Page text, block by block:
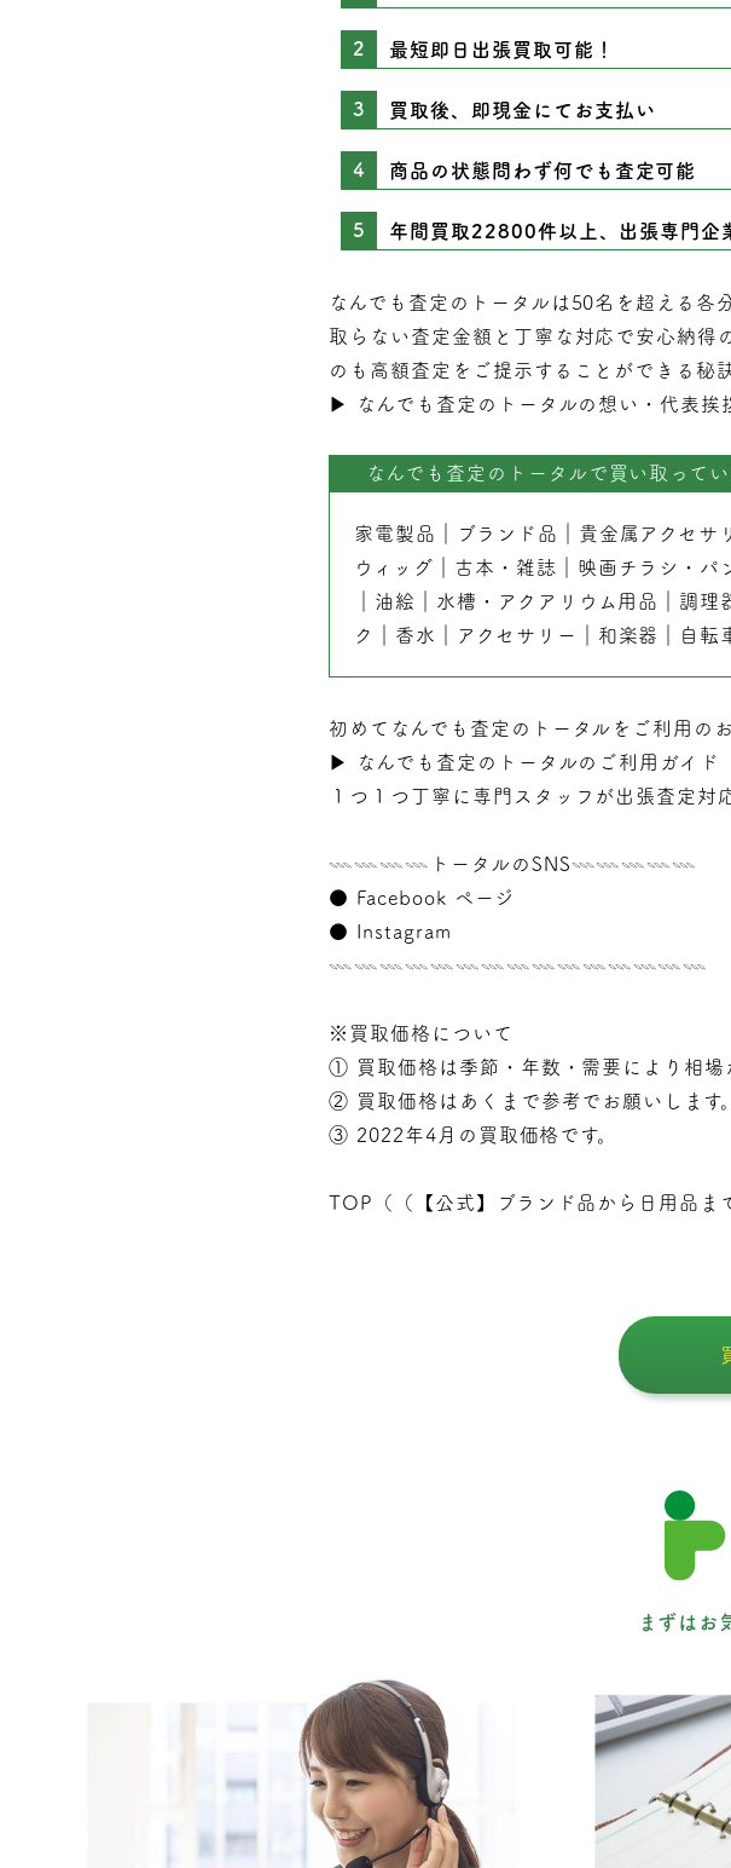
最短即日出張買取可能！
買取後、即現金にてお支払い
商品の状態問わず何でも査定可能
年間買取22800件以上、出張専門企
なんでも査定のトータルは50名を超える
取らない査定 金額と丁寧な対応で安心納得
のも高額査定をご提示することができる秘訣
▶︎
なんでも査定のトータルの想い・代表挨
なんでも査定のトータルで買い取って
家電製品 ブランド品 貴金属アクセサ
ウィッグ
古本 ・ 雑誌 映画チラシ・パ
油絵 水槽・アクアリウム用品 調理
ク
香水 アクセサリー 和楽器 自転
初めてなんでも査定のトータルをご利用の
▶︎
なんでも査定のトータルのご利用ガイド
１つ１つ丁寧に専門スタッフが出張査定対
𓇠𓇠𓇠𓇠トータルのSNS𓇠𓇠𓇠𓇠𓇠
● Facebook ページ
● Instagram
※買取価格について
① 買取価格は季節・年数・需要により相場
② 買取価格はあくまで参考でお願いします。
③ 2022年4月の買取価格です。
TOP（（ 【公式】ブランド品から日用品
まずはお